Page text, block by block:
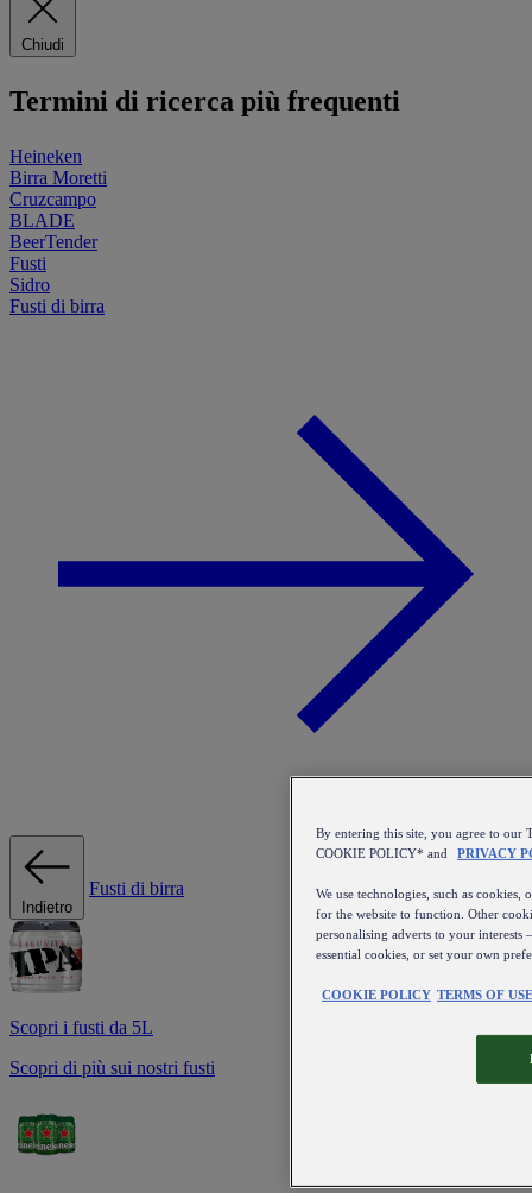
Chiudi
Termini di ricerca più frequenti
Heineken
Birra Moretti
Cruzcampo
BLADE
BeerTender
Fusti
Sidro
Fusti di birra
Indietro
Fusti di birra
Scopri i fusti da 5L
Scopri di più sui nostri fusti
By entering this site, you agree to our
COOKIE POLICY* and
PRIVACY
We use technologies, such as cookies,
for the website to function. Other
personalising adverts to your interests
essential cookies, or set your own
COOKIE POLICY TERMS OF USE